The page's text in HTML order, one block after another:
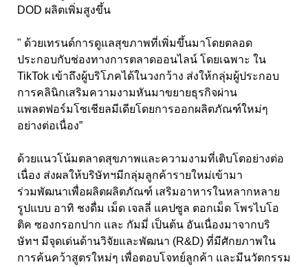
DOD ผลิตเพิ่มสูงขึ้น
" ด้วยเทรนด์การดูแลสุขภาพที่เพิ่มขึ้นมาโดยตลอด
ประกอบกับช่องทางการตลาดออนไลน์ โดยเฉพาะ ใน
TikTok เข้าถึงผู้บริโภคได้ในวงกว้าง ส่งให้กลุ่มผู้ประกอบ
การคลินิกเสริมความงามหันมาขยายธุรกิจผ่าน
แพลตฟอร์มโซเชียลมีเดียโดยการออกผลิตภัณฑ์ใหม่ๆ
อย่างต่อเนื่อง”
ด้วยแนวโน้มตลาดสุขภาพและความงามที่เติบโตอย่างต่อ
เนื่อง ส่งผลให้บริษัทฯมีกลุ่มลูกค้ารายใหม่เข้ามา
ร่วมพัฒนาเพื่อผลิตผลิตภัณฑ์ เสริมอาหารในหลากหลาย
รูปแบบ อาทิ ชงดื่ม เม็ด เจลลี่ แคปซูล ตอกเม็ด โพรไบโอ
ติค ซองกรอกปาก และ กัมมี่ เป็นต้น อันเนื่องมาจากบริ
ษัทฯ มีจุดเด่นด้านวิจัยและพัฒนา (R&D) ที่มีศักยภาพใน
การค้นคว้าสูตรใหม่ๆ เพื่อตอบโจทย์ลูกค้า และมีนวัตกรรม